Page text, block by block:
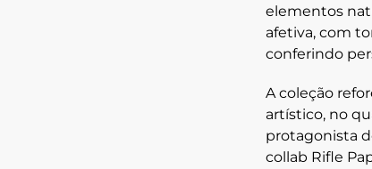
elementos
afetiva, com
conferindo
A coleção
artístico, no
protagonista
collab Rifle